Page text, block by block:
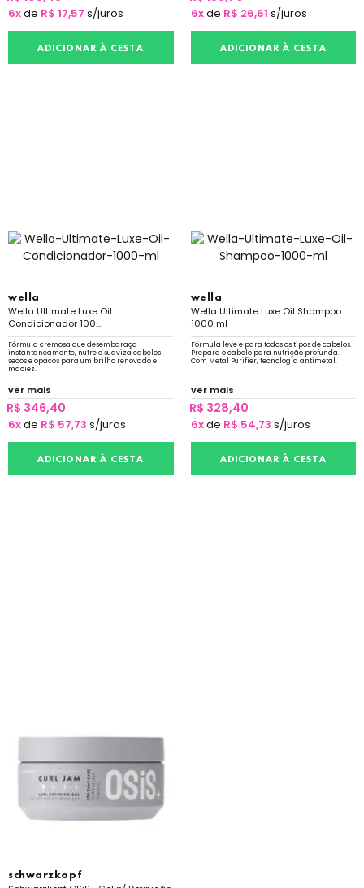
6xde R$ 17,57 s/juros
ADICIONAR À CESTA
6xde R$ 26,61 s/juros
ADICIONAR À CESTA
wella
Wella Ultimate Luxe Oil
Condicionador 100...
Fórmula cremosa que desembaraça
instantaneamente, nutre e suaviza cabelos
secos e opacos para um brilho renovado e
maciez.
ver mais
R$ 346,40
6xde R$ 57,73 s/juros
ADICIONAR À CESTA
wella
Wella Ultimate Luxe Oil Shampoo
1000 ml
Fórmula leve e para todos os tipos de cabelos.
Prepara o cabelo para nutrição profunda.
Com Metal Purifier, tecnologia antimetal.
ver mais
R$ 328,40
6xde R$ 54,73 s/juros
ADICIONAR À CESTA
schwarzkopf